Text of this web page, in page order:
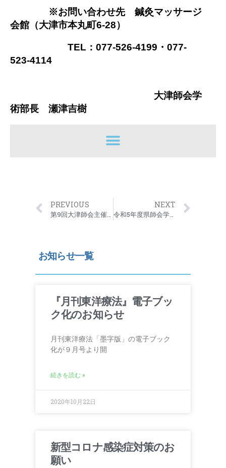
※お問い合わせ先 鍼灸マッサージ
会館（大津市本丸町6-28）
TEL：077-526-4199・077-
523-4114
大津師会学
術部長 瀬津吉樹
PREVIOUS NEXT
令和5年度県師会学術部研修会のお知らせ
お知らせ一覧
『月刊東洋療法』電子ブッ
ク化のお知らせ
月刊東洋療法「墨字版」の電子ブック
化が９月号より開
続きを読む »
2020年10月22日
新型コロナ感染症対策のお
願い